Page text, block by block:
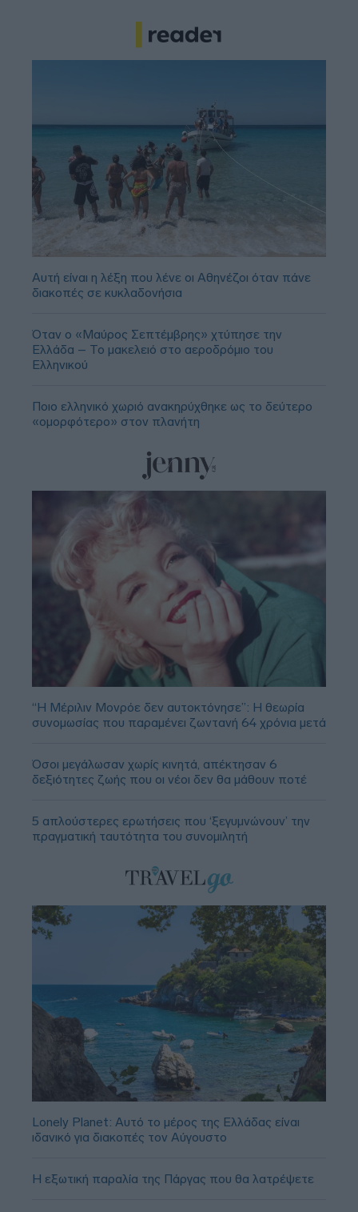
Αυτή είναι η λέξη που λένε οι Αθηνέζοι όταν πάνε
διακοπές σε κυκλαδονήσια
Όταν ο «Μαύρος Σεπτέμβρης» χτύπησε την
Ελλάδα – Το μακελειό στο αεροδρόμιο του
Ελληνικού
Ποιο ελληνικό χωριό ανακηρύχθηκε ως το δεύτερο
«ομορφότερο» στον πλανήτη
“Η Μέριλιν Μονρόε δεν αυτοκτόνησε”: Η θεωρία
συνομωσίας που παραμένει ζωντανή 64 χρόνια μετά
Όσοι μεγάλωσαν χωρίς κινητά, απέκτησαν 6
δεξιότητες ζωής που οι νέοι δεν θα μάθουν ποτέ
5 απλούστερες ερωτήσεις που ‘ξεγυμνώνουν’ την
πραγματική ταυτότητα του συνομιλητή
Lonely Planet: Αυτό το μέρος της Ελλάδας είναι
ιδανικό για διακοπές τον Αύγουστο
Η εξωτική παραλία της Πάργας που θα λατρέψετε